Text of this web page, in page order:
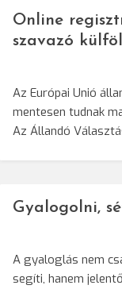
Online
szavazó
Az Európai Unió
mentesen tudnak
Az Állandó
Gyalogolni,
A gyaloglás nem
segíti, hanem